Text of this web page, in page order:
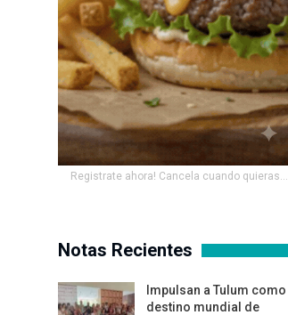
Registrate ahora! Cancela cuando quieras...
Notas Recientes
Impulsan a Tulum como
destino mundial de